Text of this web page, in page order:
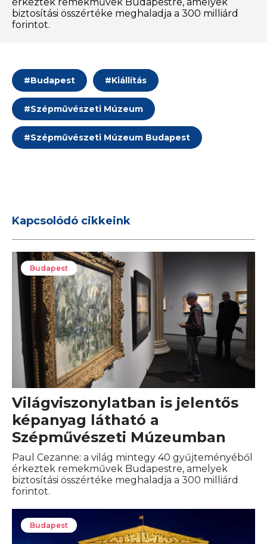
biztosítási összértéke meghaladja a 300 milliárd
forintot.
#Budapest #Kiállítás
#Szépművészeti Múzeum
#Szépművészeti Múzeum Budapest
Kapcsolódó cikkeink
Budapest
Világviszonylatban is jelentős
képanyag látható a
Szépművészeti Múzeumban
Paul Cezanne: a világ mintegy 40 gyűjteményéből
érkeztek remekművek Budapestre, amelyek
biztosítási összértéke meghaladja a 300 milliárd
forintot.
Budapest